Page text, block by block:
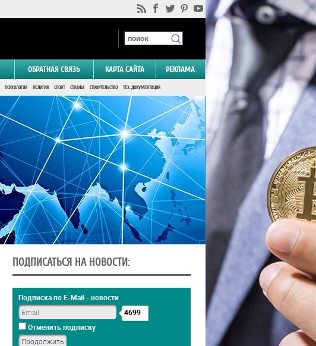
ОБРАТНАЯ СВЯЗЬ КАРТА САЙТА РЕКЛАМА
ПСИХОЛОГИЯ РЕЛИГИЯ СПОРТ СТРАНЫ СТРОИТЕЛЬСТВО ТЕХ. ДОКУМЕНТАЦИЯ
ПОДПИСАТЬСЯ НА НОВОСТИ:
Подписка по E-Mail - новости
4699
Отменить подписку